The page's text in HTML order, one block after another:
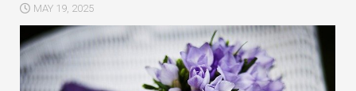
MAY 19, 2025